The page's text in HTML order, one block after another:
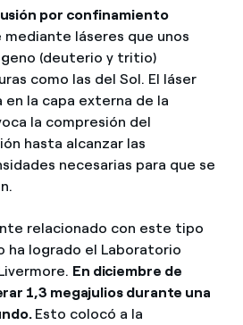
por confinamiento
mediante láseres que unos
(deuterio y tritio)
como las del Sol. El láser
la capa externa de la
la compresión del
hasta alcanzar las
necesarias para que se
relacionado con este tipo
ha logrado el Laboratorio
En diciembre de
1,3 megajulios durante una
Esto colocó a la